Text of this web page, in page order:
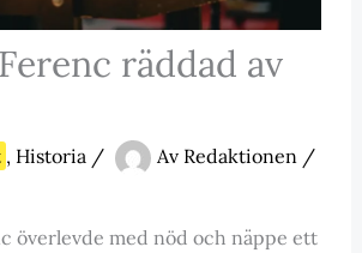
räddad av
, Historia/ Av Redaktionen /
överlevde med nöd och näppe ett